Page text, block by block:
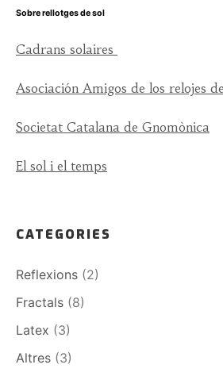
Sobre rellotges de sol
Cadrans solaires
Asociación Amigos de los relojes
Societat Catalana de Gnomònica
El sol i el temps
CATEGORIES
Reflexions (2)
Fractals (8)
Latex (3)
Altres (3)